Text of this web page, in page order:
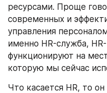
ресурсами. Проще
современных и
управления
именно HR-служба,
функционируют на
которую мы сейчас
Что касается HR, то